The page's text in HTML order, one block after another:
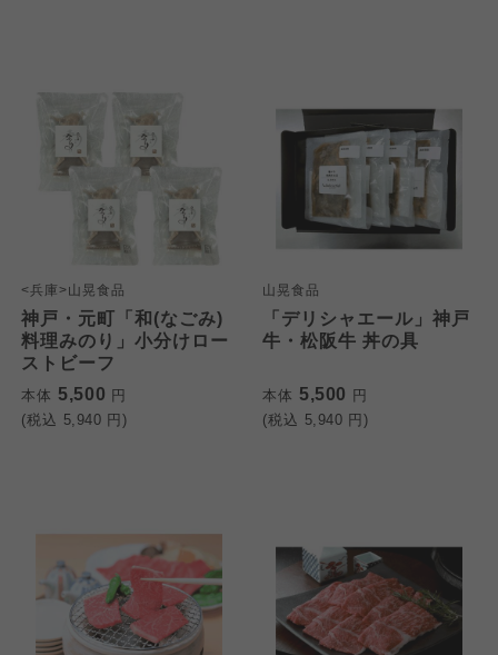
<兵庫>山晃食品
神戸・元町「和(なごみ)
料理みのり」小分けロー
ストビーフ
本体 5,500 円
(税込 5,940 円)
山晃食品
「デリシャエール」神戸
牛・松阪牛 丼の具
本体 5,500 円
(税込 5,940 円)